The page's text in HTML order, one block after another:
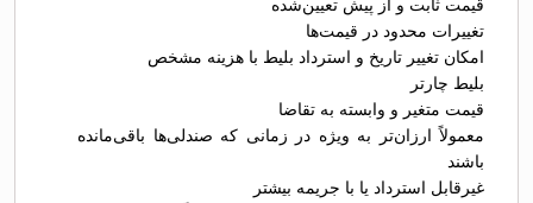
قیمت ثابت و از پیش تعیین‌شده
تغییرات محدود در قیمت‌ها
امکان تغییر تاریخ و استرداد بلیط با هزینه مشخص
بلیط چارتر
قیمت متغیر و وابسته به تقاضا
معمولاً ارزان‌تر به ویژه در زمانی که صندلی‌ها باقی‌مانده
باشند
غیرقابل استرداد یا با جریمه بیشتر